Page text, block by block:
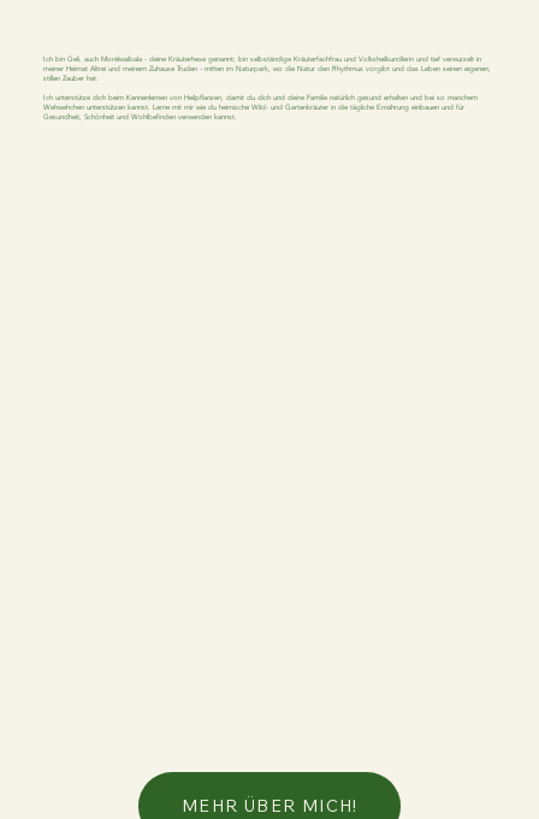
Ich bin Geli, auch Morèlwaibala - deine Kräuterhexe genannt; bin selbständige Kräuterfachfrau und Volksheilkundlerin und tief verwurzelt in
meiner Heimat Altrei und meinem Zuhause Truden - mitten im Naturpark, wo die Natur den Rhythmus vorgibt und das Leben seinen eigenen,
stillen Zauber hat.
Ich unterstütze dich beim Kennenlernen von Heilpflanzen, damit du dich und deine Familie natürlich gesund erhalten und bei so manchem
Wehwehchen unterstützen kannst. Lerne mit mir wie du heimische Wild- und Gartenkräuter in die tägliche Ernährung einbauen und für
Gesundheit, Schönheit und Wohlbefinden verwenden kannst.
MEHR ÜBER MICH!